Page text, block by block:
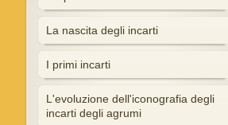
La nascita degli incarti
I primi incarti
L'evoluzione dell'iconografia degli
incarti degli agrumi